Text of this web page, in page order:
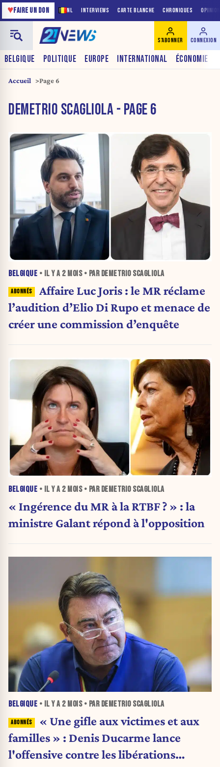
NL INTERVIEWS CARTE BLANCHE CHRONIQUES
♥FAIRE UN DON
BELGIQUE POLITIQUE EUROPE INTERNATIONAL ÉCONOMIE
S'ABONNER CONNEXION
Accueil Page 6
DEMETRIO SCAGLIOLA - PAGE 6
BELGIQUE • IL Y A 2 MOIS• PAR DEMETRIO SCAGLIOLA
Affaire Luc Joris : le MR réclame
l’audition d’Elio Di Rupo et menace de
créer une commission d’enquête
BELGIQUE • IL Y A 2 MOIS• PAR DEMETRIO SCAGLIOLA
« Ingérence du MR à la RTBF ? » : la
ministre Galant répond à l'opposition
BELGIQUE • IL Y A 2 MOIS• PAR DEMETRIO SCAGLIOLA
« Une gifle aux victimes et aux
familles » : Denis Ducarme lance
l'offensive contre les libérations